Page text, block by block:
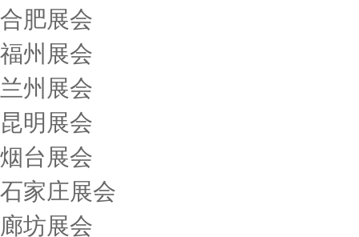
合肥展会
福州展会
兰州展会
昆明展会
烟台展会
石家庄展会
廊坊展会